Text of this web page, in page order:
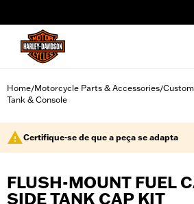
Home/Motorcycle Parts & Accessories/
Tank & Console
Certifique-se de que a peça se adapta
FLUSH-MOUNT FUEL
SIDE TANK CAP KIT